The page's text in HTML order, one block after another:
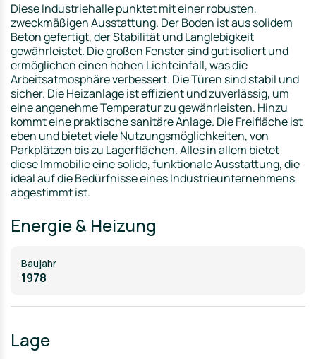
Diese Industriehalle punktet mit einer robusten,
zweckmäßigen Ausstattung. Der Boden ist aus solidem
Beton gefertigt, der Stabilität und Langlebigkeit
gewährleistet. Die großen Fenster sind gut isoliert und
ermöglichen einen hohen Lichteinfall, was die
Arbeitsatmosphäre verbessert. Die Türen sind stabil und
sicher. Die Heizanlage ist effizient und zuverlässig, um
eine angenehme Temperatur zu gewährleisten. Hinzu
kommt eine praktische sanitäre Anlage. Die Freifläche ist
eben und bietet viele Nutzungsmöglichkeiten, von
Parkplätzen bis zu Lagerflächen. Alles in allem bietet
diese Immobilie eine solide, funktionale Ausstattung, die
ideal auf die Bedürfnisse eines Industrieunternehmens
abgestimmt ist.
Energie & Heizung
Baujahr
1978
Lage